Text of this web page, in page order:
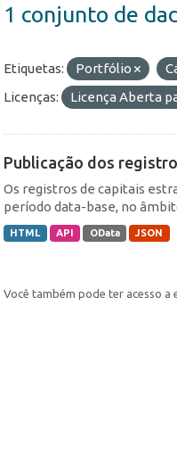
1 conjunto de
Etiquetas: Portfólio
Licenças:
Licença Aberta
Publicação dos
Os registros de capitais
período data-base, no
HTML API OData JSON
Você também pode ter acesso a